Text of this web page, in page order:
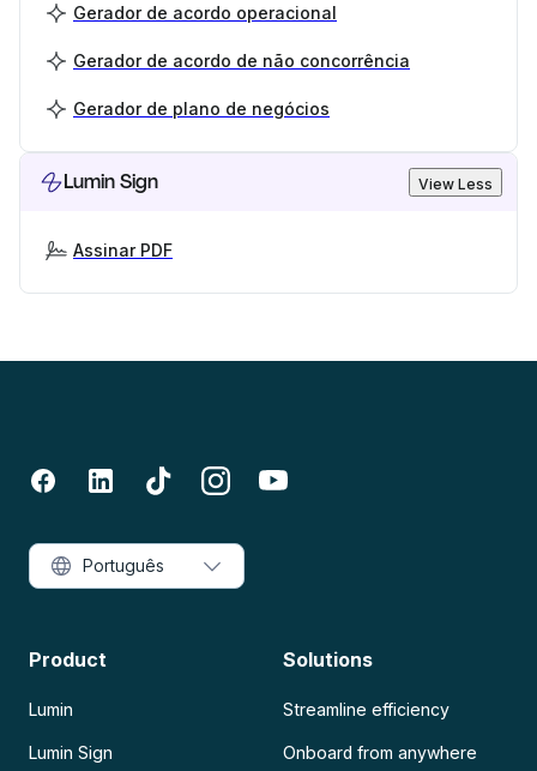
Gerador de acordo operacional
Gerador de acordo de não concorrência
Gerador de plano de negócios
Lumin Sign View Less
Assinar PDF
Product
Lumin
Lumin Sign
Solutions
Streamline efficiency
Onboard from anywhere
Português